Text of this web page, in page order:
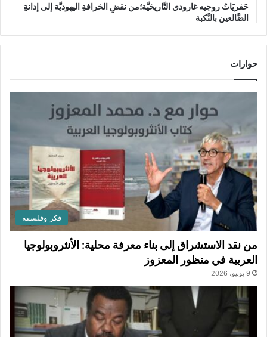
حَفريَاتُ روجيه غارودي التَّاريخيَّة؛من نقضِ الخرافةِ اليهوديَّة إلى إدانةِ
الضَّالعين بالنَّكبة
حوارات
فكر وفلسفة
من نقد الاستشراق إلى بناء معرفة محلية: الأنثروبولوجيا
العربية في منظور المعزوز
9 يونيو، 2026